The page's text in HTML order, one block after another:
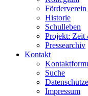
Förderverein
Historie
Schulleben
Projekt: Zeit
Pressearchiv
Kontakt
Suche
Impressum